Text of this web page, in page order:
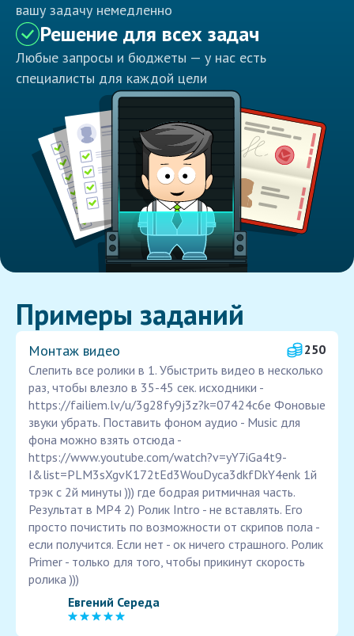
вашу задачу немедленно
Решение для всех задач
Любые запросы и бюджеты — у нас есть
специалисты для каждой цели
Примеры заданий
Монтаж видео
250
Слепить все ролики в 1. Убыстрить видео в несколько
раз, чтобы влезло в 35-45 сек. исходники -
https://failiem.lv/u/3g28fy9j3z?k=07424c6e Фоновые
звуки убрать. Поставить фоном аудио - Music для
фона можно взять отсюда -
https://www.youtube.com/watch?v=yY7iGa4t9-
I&list=PLM3sXgvK172tEd3WouDyca3dkfDkY4enk 1й
трэк с 2й минуты ))) где бодрая ритмичная часть.
Результат в MP4 2) Ролик Intro - не вставлять. Его
просто почистить по возможности от скрипов пола -
если получится. Если нет - ок ничего страшного. Ролик
Primer - только для того, чтобы прикинут скорость
ролика )))
Евгений Середа